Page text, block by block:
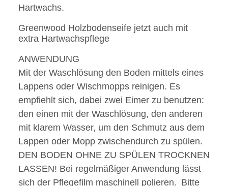
Hartwachs.
Greenwood Holzbodenseife jetzt auch mit
extra Hartwachspflege
ANWENDUNG
Mit der Waschlösung den Boden mittels eines
Lappens oder Wischmopps reinigen. Es
empfiehlt sich, dabei zwei Eimer zu benutzen:
den einen mit der Waschlösung, den anderen
mit klarem Wasser, um den Schmutz aus dem
Lappen oder Mopp zwischendurch zu spülen.
DEN BODEN OHNE ZU SPÜLEN TROCKNEN
LASSEN! Bei regelmäßiger Anwendung lässt
sich der Pflegefilm maschinell polieren. Bitte